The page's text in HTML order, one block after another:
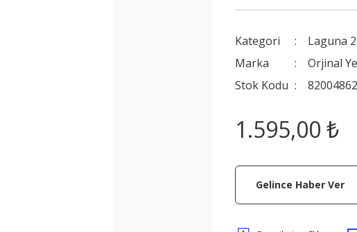
Kategori
Laguna 2
Marka
Orjinal
Stok Kodu
1.595,00 ₺
Gelince Haber Ver